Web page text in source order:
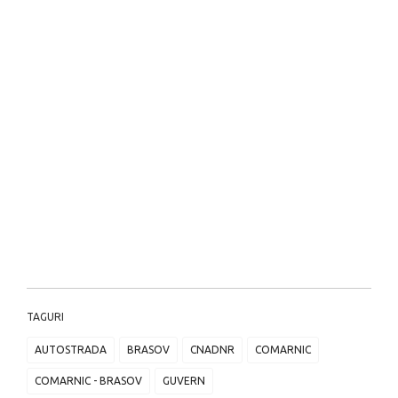
TAGURI
AUTOSTRADA BRASOV CNADNR COMARNIC
COMARNIC - BRASOV GUVERN